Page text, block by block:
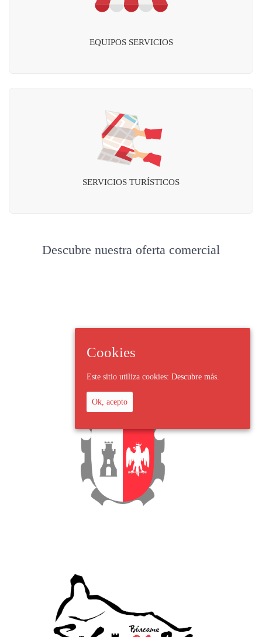
EQUIPOS SERVICIOS
SERVICIOS TURÍSTICOS
Descubre nuestra oferta comercial
Cookies
Este sitio utiliza cookies: Descubre más.
Ok, acepto